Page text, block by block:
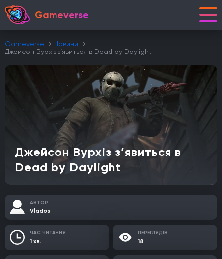
Gameverse
Gameverse
Новини
Джейсон Вурхіз з’явиться в Dead by Daylight
Джейсон Вурхіз з’явиться в
Dead by Daylight
АВТОР
Vlados
ЧАС ЧИТАННЯ
1 хв.
ПЕРЕГЛЯДІВ
18